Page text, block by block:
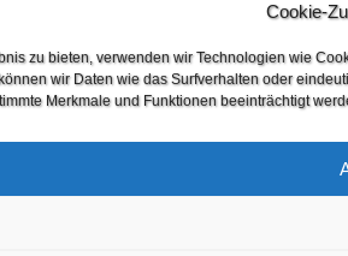
Cookie-
zu bieten, verwenden wir Technologien wie
wir Daten wie das Surfverhalten oder
Merkmale und Funktionen beeinträchtigt